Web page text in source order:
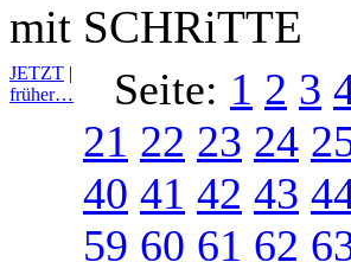
mit SCHRiTTE
JETZT |
früher…
Seite: 1 2 3
21 22 23 24
40 41 42 43
59 60 61 62